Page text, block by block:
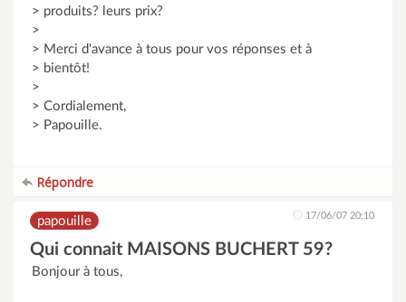
> produits? leurs prix?
>
> Merci d'avance à tous pour vos réponses et à
> bientôt!
>
> Cordialement,
> Papouille.
Répondre
papouille 17/06/07 20:10
Qui connait MAISONS BUCHERT 59?
Bonjour à tous,